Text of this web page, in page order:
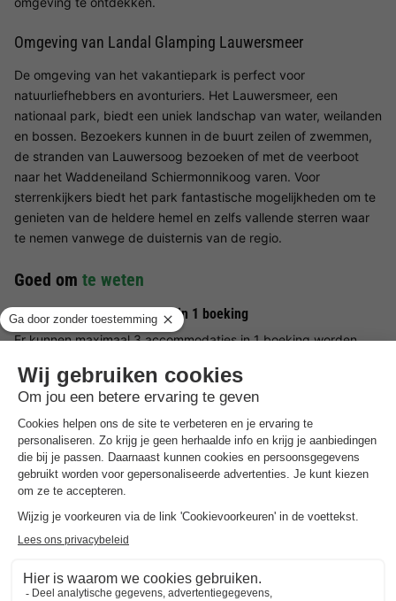
Omgeving van Landal Glamping Lauwersmeer
De omgeving van het vakantiepark is perfect voor
natuurliefhebbers en avonturiers. Het Lauwersmeer, een
nationaal park, biedt een uniek landschap van water, weilanden
en bossen. Bezoekers kunnen in de buurt zeilen of zwemmen,
de stranden van Lauwersoog bezoeken of met de veerboot
naar het Waddeneiland Schiermonnikoog varen. Voor
sterrenkijkers biedt het park fantastische mogelijkheden om te
genieten van de heldere hemel en zelfs vallende sterren waar
te nemen vanwege de duisternis van de regio.
Goed om te weten
Maximaal 3 accommodaties in 1 boeking
Er kunnen maximaal 3 accommodaties in 1 boeking worden
mogelijkheid.
Voorkeuren
Voor voorkeuren zoals bijvoorbeeld de ligging van je
accommodatie kun je contact opnemen met de aanbieder.
Reserveren meerdere accommodaties
Reserveringen met meerdere accommodaties zijn pas
gegarandeerd wanneer u een factuur vanuit het park ontvangt.
8-persoons Safaritent 6-8